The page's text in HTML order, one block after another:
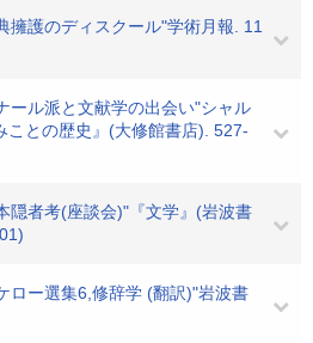
擁護のディスクール"学術月報. 11
ール派と文献学の出会い"シャル
ことの歴史』(大修館書店). 527-
隠者考(座談会)"『文学』(岩波書
ロー選集6,修辞学 (翻訳)"岩波書